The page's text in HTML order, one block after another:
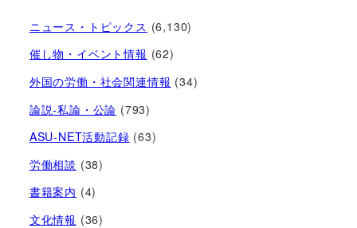
ニュース・トピックス (6,130)
催し物・イベント情報 (62)
外国の労働・社会関連情報 (34)
論説-私論・公論 (793)
ASU-NET活動記録 (63)
労働相談 (38)
書籍案内 (4)
文化情報 (36)